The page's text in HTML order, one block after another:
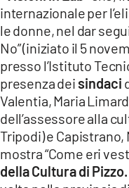
ILVIBONESE.IT
CATANZAROCHANNEL.IT
LACAPITALENEWS.IT
ANDROID
APPLE
internazionale per
le donne, nel dar
No” (iniziato il 5
presso l’Istituto
presenza dei sindaci
Valentia, Maria
dell’assessore alla
Tripodi) e
mostra “Come eri
della Cultura di Pizzo.